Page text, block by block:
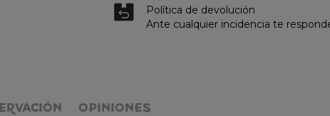
Política de devolución
Ante cualquier incidencia te
OPINIONES